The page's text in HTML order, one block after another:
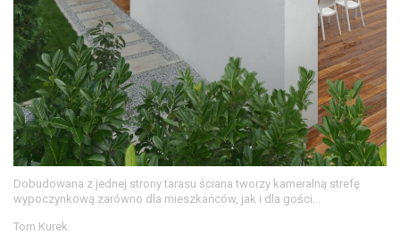
Dobudowana z jednej strony tarasu ściana tworzy kameralną strefę
wypoczynkową zarówno dla mieszkańców, jak i dla gości...
Tom Kurek